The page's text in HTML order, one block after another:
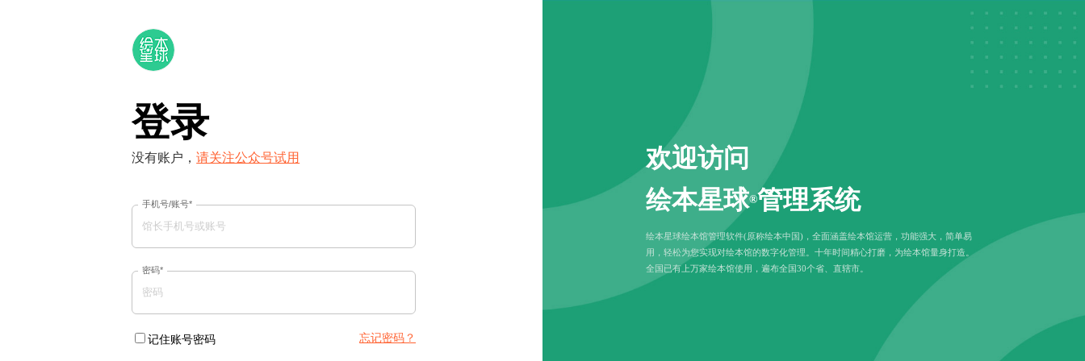
登录
没有账户，请关注公众号试用
手机号/账号*
密码*
记住账号密码 忘记密码？
欢迎访问
绘本星球®管理系统
绘本星球绘本馆管理软件(原称绘本中国)，全面涵盖绘本馆运营，功能强大，简单易
用，轻松为您实现对绘本馆的数字化管理。十年时间精心打磨，为绘本馆量身打造。
全国已有上万家绘本馆使用，遍布全国30个省、直辖市。